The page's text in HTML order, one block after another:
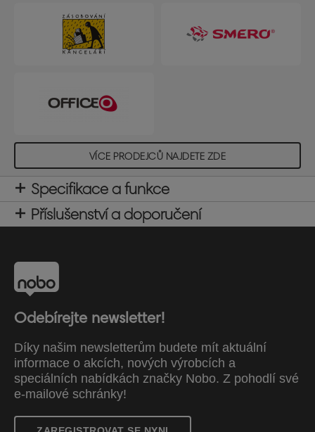
VÍCE PRODEJCŮ NAJDETE ZDE
Specifikace a funkce
Příslušenství a doporučení
Odebírejte newsletter!
Díky našim newsletterům budete mít aktuální
informace o akcích, nových výrobcích a
speciálních nabídkách značky Nobo. Z pohodlí své
e-mailové schránky!